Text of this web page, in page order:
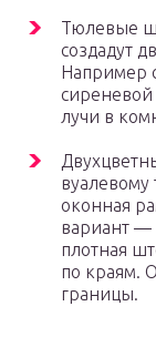
Тюлевые
создадут
Например
сиреневой
лучи в
оконная
вариант —
плотная
по краям.
границы.